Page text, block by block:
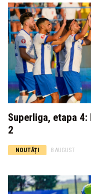
Superliga, etapa
2
NOUTĂȚI 8 AUGUST